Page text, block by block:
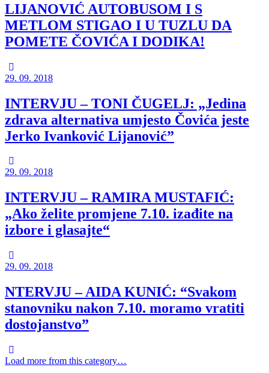
LIJANOVIĆ AUTOBUSOM I S
METLOM STIGAO I U TUZLU DA
POMETE ČOVIĆA I DODIKA!
29. 09. 2018
INTERVJU – TONI ČUGELJ: „Jedina
zdrava alternativa umjesto Čovića jeste
Jerko Ivanković Lijanović”
29. 09. 2018
INTERVJU – RAMIRA MUSTAFIĆ:
„Ako želite promjene 7.10. izađite na
izbore i glasajte“
29. 09. 2018
NTERVJU – AIDA KUNIĆ: “Svakom
stanovniku nakon 7.10. moramo vratiti
dostojanstvo”
Load more from this category…